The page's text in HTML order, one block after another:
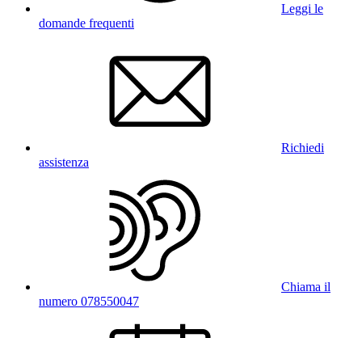
Leggi le
domande frequenti
Richiedi
assistenza
Chiama il
numero 078550047